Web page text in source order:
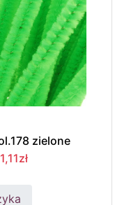
zielone